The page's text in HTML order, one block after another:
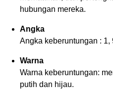
hubungan mereka.
Angka
Angka keberuntungan : 1,
Warna
Warna keberuntungan:
putih dan hijau.